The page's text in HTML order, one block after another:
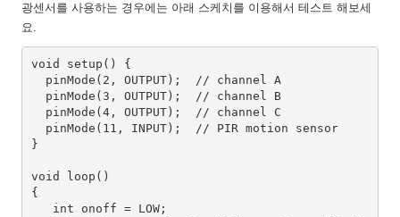
광센서를 사용하는 경우에는 아래 스케치를 이용해서 테스트 해보세
요.
void setup() {
  pinMode(2, OUTPUT);  // channel A
  pinMode(3, OUTPUT);  // channel B
  pinMode(4, OUTPUT);  // channel C
  pinMode(11, INPUT);  // PIR motion sensor
}
void loop()
{
   int onoff = LOW;